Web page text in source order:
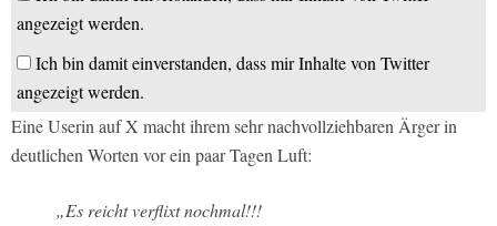
angezeigt werden.
Ich bin damit einverstanden, dass mir Inhalte von Twitter
angezeigt werden.
Eine Userin auf X macht ihrem sehr nachvollziehbaren Ärger in
deutlichen Worten vor ein paar Tagen Luft:
„Es reicht verflixt nochmal!!!